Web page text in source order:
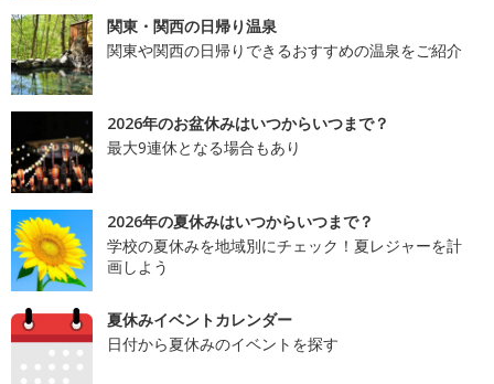
関東・関西の日帰り温泉
関東や関西の日帰りできるおすすめの温泉をご紹介
2026年のお盆休みはいつからいつまで？
最大9連休となる場合もあり
2026年の夏休みはいつからいつまで？
学校の夏休みを地域別にチェック！夏レジャーを計
画しよう
夏休みイベントカレンダー
日付から夏休みのイベントを探す